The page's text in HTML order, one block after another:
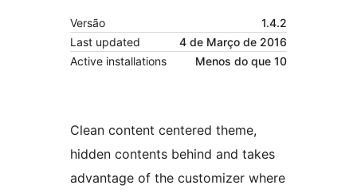
Versão
1.4.2
Last updated
4 de Março de 2016
Active installations
Menos do que 10
Clean content centered theme,
hidden contents behind and takes
advantage of the customizer where